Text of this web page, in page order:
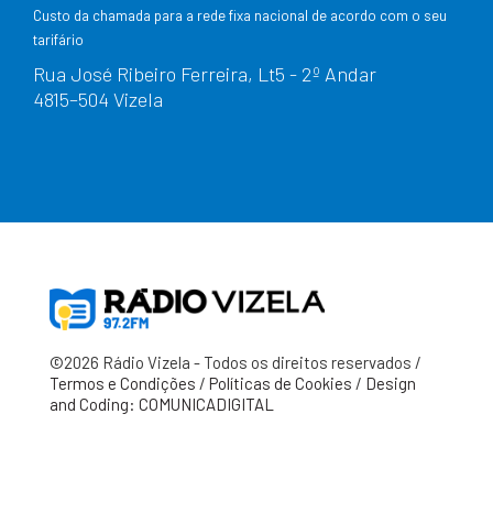
Custo da chamada para a rede fixa nacional de acordo com o seu
tarifário
Rua José Ribeiro Ferreira, Lt5 - 2º Andar
4815–504 Vizela
©2026 Rádio Vizela - Todos os direitos reservados /
Termos e Condições / Políticas de Cookies / Design
and Coding: COMUNICADIGITAL